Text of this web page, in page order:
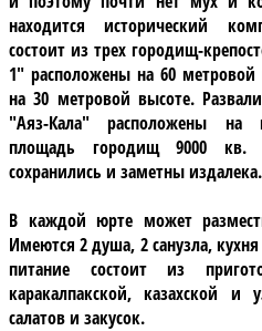
находитсяисторический
состоит из трех городищ-
1" расположены на 60
на 30 метровой высоте.
"Аяз-Кала" расположены на
площадь городищ 9000 кв.
сохранились и заметны издалека.
В каждой юрте может
Имеются 2 душа, 2 санузла,
питание состоит из
каракалпакской, казахской
салатов и закусок.